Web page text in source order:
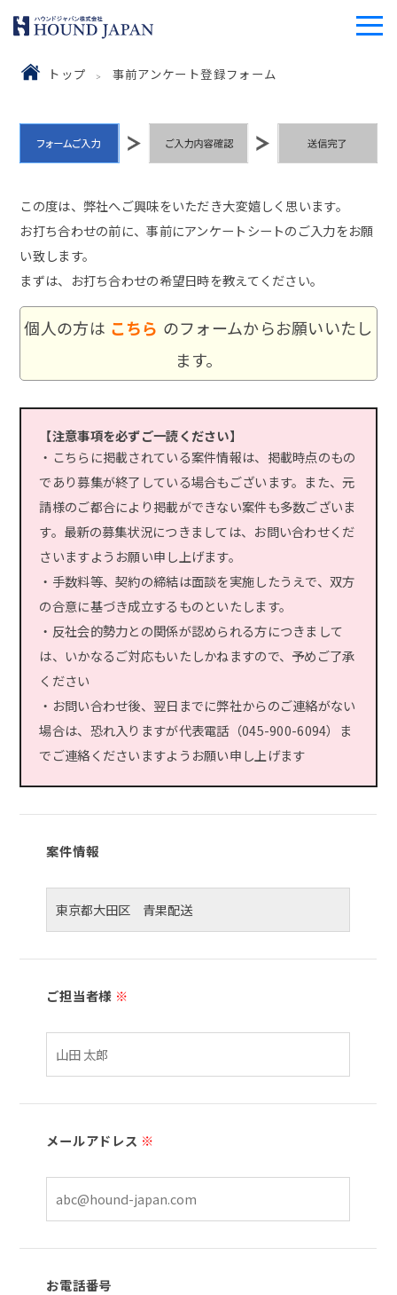
トップ 事前アンケート登録フォーム
この度は、弊社へご興味をいただき大変嬉しく思います。
お打ち合わせの前に、事前にアンケートシートのご入力をお願
い致します。
まずは、お打ち合わせの希望日時を教えてください。
個人の方は こちら のフォームからお願いいたし
ます。
【注意事項を必ずご一読ください】
・こちらに掲載されている案件情報は、掲載時点のもの
であり募集が終了している場合もございます。また、元
請様のご都合により掲載ができない案件も多数ございま
す。最新の募集状況につきましては、お問い合わせくだ
さいますようお願い申し上げます。
・手数料等、契約の締結は面談を実施したうえで、双方
の合意に基づき成立するものといたします。
・反社会的勢力との関係が認められる方につきまして
は、いかなるご対応もいたしかねますので、予めご了承
ください
・お問い合わせ後、翌日までに弊社からのご連絡がない
場合は、恐れ入りますが代表電話（045-900-6094）ま
でご連絡くださいますようお願い申し上げます
案件情報
ご担当者様 ※
メールアドレス ※
お電話番号